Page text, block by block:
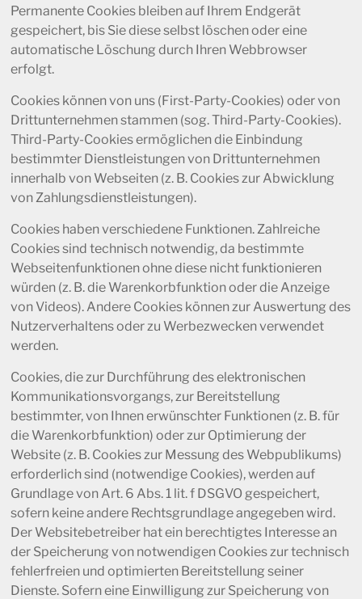
Permanente Cookies bleiben auf Ihrem Endgerät
gespeichert, bis Sie diese selbst löschen oder eine
automatische Löschung durch Ihren Webbrowser
erfolgt.
Cookies können von uns (First-Party-Cookies) oder von
Drittunternehmen stammen (sog. Third-Party-Cookies).
Third-Party-Cookies ermöglichen die Einbindung
bestimmter Dienstleistungen von Drittunternehmen
innerhalb von Webseiten (z. B. Cookies zur Abwicklung
von Zahlungsdienstleistungen).
Cookies haben verschiedene Funktionen. Zahlreiche
Cookies sind technisch notwendig, da bestimmte
Webseitenfunktionen ohne diese nicht funktionieren
würden (z. B. die Warenkorbfunktion oder die Anzeige
von Videos). Andere Cookies können zur Auswertung des
Nutzerverhaltens oder zu Werbezwecken verwendet
werden.
Cookies, die zur Durchführung des elektronischen
Kommunikationsvorgangs, zur Bereitstellung
bestimmter, von Ihnen erwünschter Funktionen (z. B. für
die Warenkorbfunktion) oder zur Optimierung der
Website (z. B. Cookies zur Messung des Webpublikums)
erforderlich sind (notwendige Cookies), werden auf
Grundlage von Art. 6 Abs. 1 lit. f DSGVO gespeichert,
sofern keine andere Rechtsgrundlage angegeben wird.
Der Websitebetreiber hat ein berechtigtes Interesse an
der Speicherung von notwendigen Cookies zur technisch
fehlerfreien und optimierten Bereitstellung seiner
Dienste. Sofern eine Einwilligung zur Speicherung von